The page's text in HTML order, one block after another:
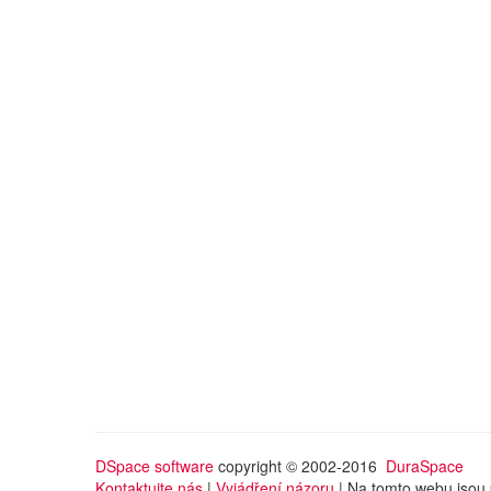
DSpace software copyright © 2002-2016 DuraSpace